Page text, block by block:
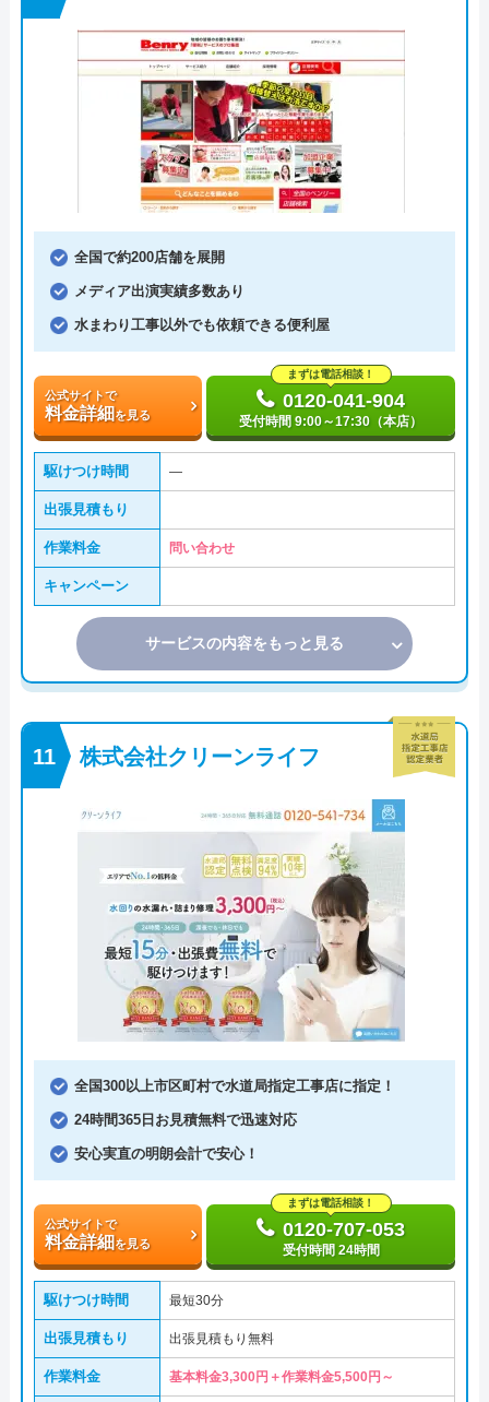
全国で約200店舗を展開
メディア出演実績多数あり
水まわり工事以外でも依頼できる便利屋
公式サイトで
料金詳細を見る
まずは電話相談！
0120-041-904
受付時間 9:00～17:30（本店）
駆けつけ時間 ―
出張見積もり
作業料金 問い合わせ
キャンペーン
サービスの内容をもっと見る
株式会社クリーンライフ
全国300以上市区町村で水道局指定工事店に指定！
24時間365日お見積無料で迅速対応
安心実直の明朗会計で安心！
公式サイトで
料金詳細を見る
まずは電話相談！
0120-707-053
受付時間 24時間
駆けつけ時間 最短30分
出張見積もり 出張見積もり無料
作業料金 基本料金3,300円＋作業料金5,500円～